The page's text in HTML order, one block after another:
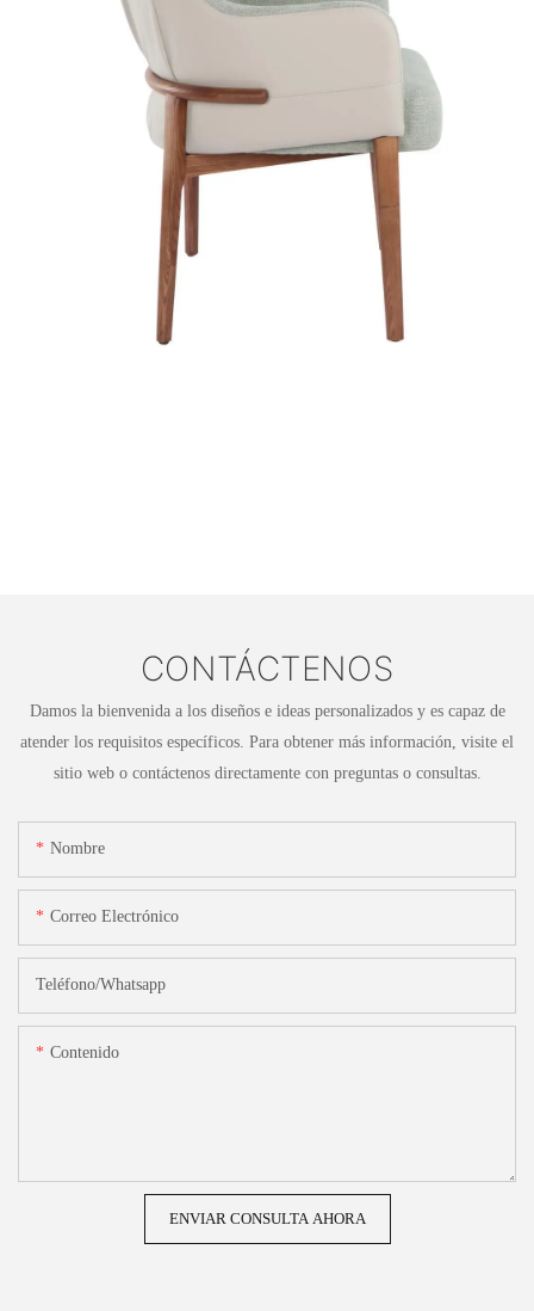
CONTÁCTENOS
Damos la bienvenida a los diseños e ideas personalizados y es capaz de
atender los requisitos específicos. Para obtener más información, visite el
sitio web o contáctenos directamente con preguntas o consultas.
Nombre
Correo Electrónico
Teléfono/whatsapp
Contenido
ENVIAR CONSULTA AHORA